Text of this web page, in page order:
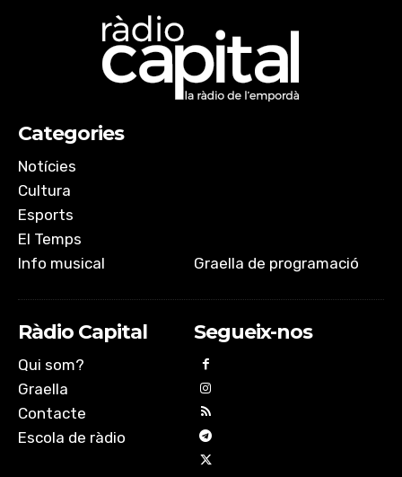
Categories
Notícies
Cultura
Esports
El Temps
Info musical
Graella de programació
Ràdio Capital
Qui som?
Graella
Contacte
Escola de ràdio
Segueix-nos